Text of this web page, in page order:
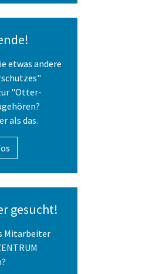
etwas andere
"Otter-
als das.
gesucht!
Mitarbeiter